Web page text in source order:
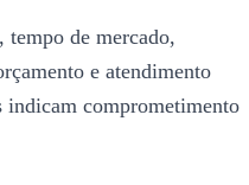
tempo de mercado,
e atendimento
indicam comprometimento